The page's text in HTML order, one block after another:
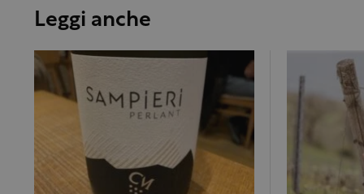
Leggi anche